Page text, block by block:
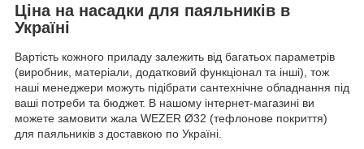
Ціна на насадки для паяльників в
Україні
Вартість кожного приладу залежить від багатьох параметрів
(виробник, матеріали, додатковий функціонал та інші), тож
наші менеджери можуть підібрати сантехнічне обладнання під
ваші потреби та бюджет. В нашому інтернет-магазині ви
можете замовити жала WEZER Ø32 (тефлонове покриття)
для паяльників з доставкою по Україні.